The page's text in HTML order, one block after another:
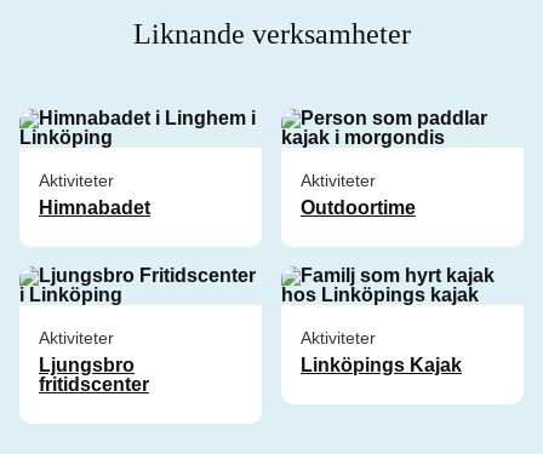
Liknande verksamheter
Aktiviteter
Himnabadet
Aktiviteter
Outdoortime
Aktiviteter
Ljungsbro
fritidscenter
Aktiviteter
Linköpings Kajak